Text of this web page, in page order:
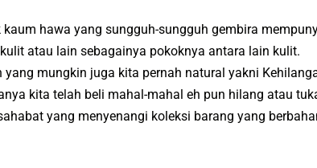
hawa yang sungguh-sungguh gembira
atau lain sebagainya pokoknya antara lain kulit.
mungkin juga kita pernah natural yakni
kita telah beli mahal-mahal eh pun hilang atau
yang menyenangi koleksi barang yang